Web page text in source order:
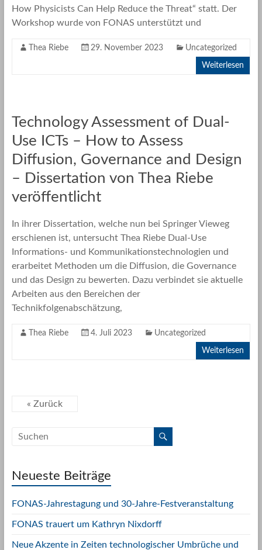
How Physicists Can Help Reduce the Threat“ statt. Der
Workshop wurde von FONAS unterstützt und
Thea Riebe 29. November 2023 Uncategorized
Weiterlesen
Technology Assessment of Dual-
Use ICTs – How to Assess
Diffusion, Governance and Design
– Dissertation von Thea Riebe
veröffentlicht
In ihrer Dissertation, welche nun bei Springer Vieweg
erschienen ist, untersucht Thea Riebe Dual-Use
Informations- und Kommunikationstechnologien und
erarbeitet Methoden um die Diffusion, die Governance
und das Design zu bewerten. Dazu verbindet sie aktuelle
Arbeiten aus den Bereichen der
Technikfolgenabschätzung,
Thea Riebe 4. Juli 2023 Uncategorized
Weiterlesen
« Zurück
Neueste Beiträge
FONAS-Jahrestagung und 30-Jahre-Festveranstaltung
FONAS trauert um Kathryn Nixdorff
Neue Akzente in Zeiten technologischer Umbrüche und